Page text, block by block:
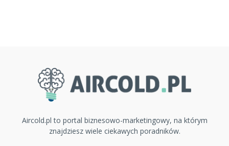
Aircold.pl to portal biznesowo-marketingowy, na którym
znajdziesz wiele ciekawych poradników.